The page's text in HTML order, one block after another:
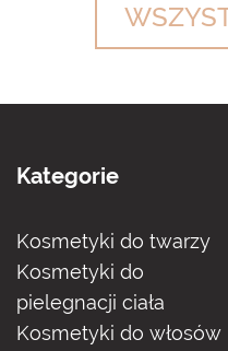
Kategorie
Kosmetyki do twarzy
Kosmetyki do
pielegnacji ciała
Kosmetyki do włosów